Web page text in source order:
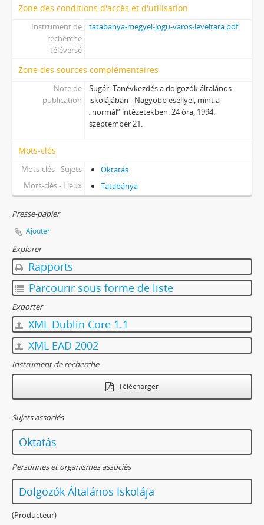
Zone des conditions d'accès et d'utilisation
Instrument de
recherche
téléversé
tatabanya-megyei-jogu-varos-leveltara.pdf
Zone des sources complémentaires
Note de
publication
Sugár: Tanévkezdés a dolgozók általános
iskolájában - Nagyobb eséllyel, mint a
„normál” intézetekben. 24 óra, 1994.
szeptember 21.
Mots-clés
Mots-clés - Sujets
Oktatás
Mots-clés - Lieux
Tatabánya
Presse-papier
Ajouter
Explorer
Rapports
Parcourir sous forme de liste
Exporter
XML Dublin Core 1.1
XML EAD 2002
Instrument de recherche
Télécharger
Sujets associés
Oktatás
Personnes et organismes associés
Dolgozók Általános Iskolája
(Producteur)